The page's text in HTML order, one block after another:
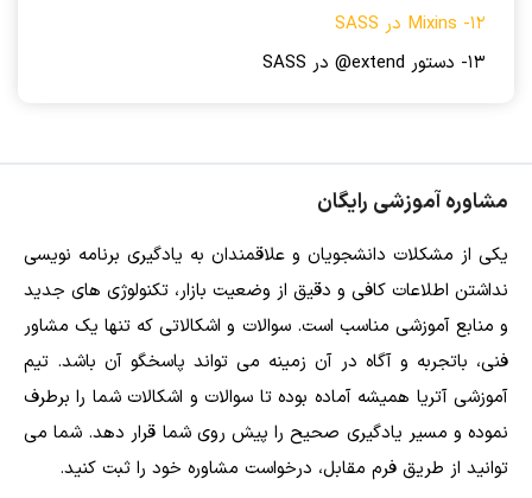
12- Mixins در SASS
13- دستور extend@ در SASS
مشاوره آموزشی رایگان
یکی از مشکلات دانشجویان و علاقمندان به یادگیری برنامه نویسی
نداشتن اطلاعات کافی و دقیق از وضعیت بازار، تکنولوژی های جدید
و منابع آموزشی مناسب است. سوالات و اشکالاتی که تنها یک مشاور
فنی، باتجربه و آگاه در آن زمینه می تواند پاسخگو آن باشد. تیم
آموزشی آتریا همیشه آماده بوده تا سوالات و اشکالات شما را برطرف
نموده و مسیر یادگیری صحیح را پیش روی شما قرار دهد. شما می
توانید از طریق فرم مقابل، درخواست مشاوره خود را ثبت کنید.